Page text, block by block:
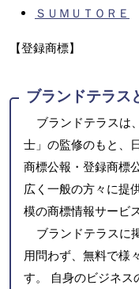
ＳＵＭＵＴＯＲＥ
【登録商標】
ブランドテラス
ブランドテラスは
士」の監修のもと、
商標公報・登録商標
広く一般の方々に提
模の商標情報サービ
ブランドテラスに
用問わず、無料で様
す。 自身のビジネス